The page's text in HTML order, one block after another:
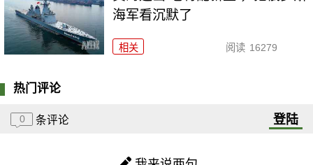
海军看沉默了
相关 阅读 16279
热门评论
0 条评论 登陆